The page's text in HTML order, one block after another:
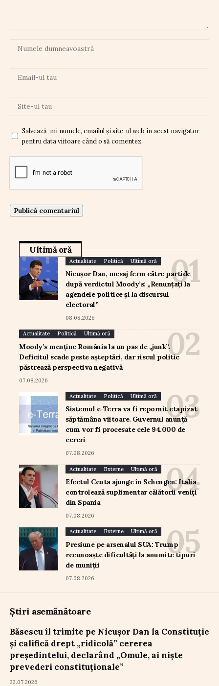
Salvează-mi numele, emailul și site-ul web în acest navigator
pentru data viitoare când o să comentez.
Ultimă oră
Actualitate Politică Ultimă oră
Nicușor Dan, mesaj ferm către partide
după verdictul Moody’s: „Renunțați la
agendele politice și la discursul
electoral”
08.08.2026
Actualitate Politică Ultimă oră
Moody’s menține România la un pas de „junk”.
Deficitul scade peste așteptări, dar riscul politic
păstrează perspectiva negativă
07.08.2026
Actualitate Politică Ultimă oră
Sistemul e-Terra va fi repornit etapizat
săptămâna viitoare. Guvernul anunță
cum vor fi procesate cele 94.000 de
cereri
07.08.2026
Actualitate Externe Ultimă oră
Efectul Ceuta ajunge în Schengen: Italia
controlează suplimentar călătorii veniți
din Spania
07.08.2026
Actualitate Externe Ultimă oră
Presiune pe arsenalul SUA: Trump
recunoaște dificultăți la anumite tipuri
de muniții
07.08.2026
Știri asemănătoare
Băsescu îl trimite pe Nicușor Dan la Constituție
și califică drept „ridicolă” cererea
președintelui, declarând „Omule, ai niște
prevederi constituționale”
22.07.2026